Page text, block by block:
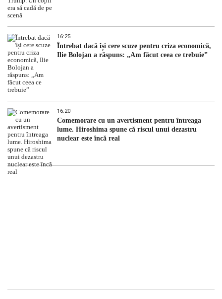
16:25
Întrebat dacă își cere scuze pentru criza economică,
Ilie Bolojan a răspuns: „Am făcut ceea ce trebuie”
16:20
Comemorare cu un avertisment pentru întreaga
lume. Hiroshima spune că riscul unui dezastru
nuclear este încă real